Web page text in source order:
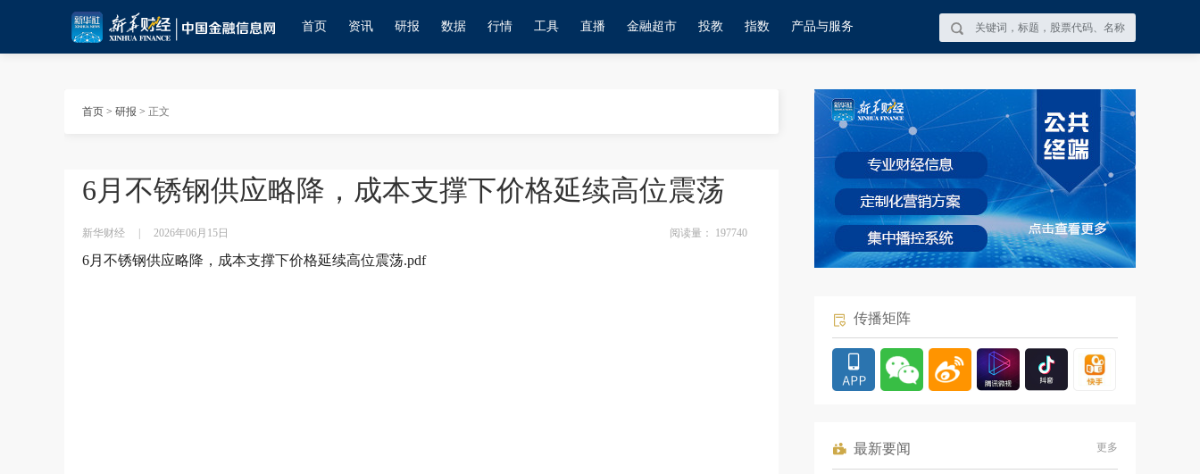
首页 资讯 研报 数据 行情 工具 直播 金融超市 投教 指数 产品与服务
首页 > 研报 > 正文
6月不锈钢供应略降，成本支撑下价格延续高位震荡
新华财经 2026年06月15日 阅读量： 197740
6月不锈钢供应略降，成本支撑下价格延续高位震荡.pdf
传播矩阵
最新要闻 更多